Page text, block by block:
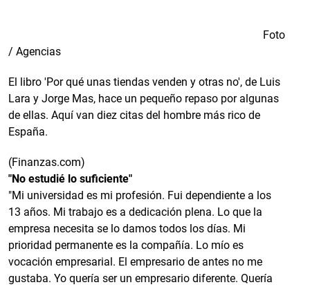
Foto
/ Agencias
El libro 'Por qué unas tiendas venden y otras no', de Luis
Lara y Jorge Mas, hace un pequeño repaso por algunas
de ellas. Aquí van diez citas del hombre más rico de
España.
(Finanzas.com)
"No estudié lo suficiente"
"Mi universidad es mi profesión. Fui dependiente a los
13 años. Mi trabajo es a dedicación plena. Lo que la
empresa necesita se lo damos todos los días. Mi
prioridad permanente es la compañía. Lo mío es
vocación empresarial. El empresario de antes no me
gustaba. Yo quería ser un empresario diferente. Quería